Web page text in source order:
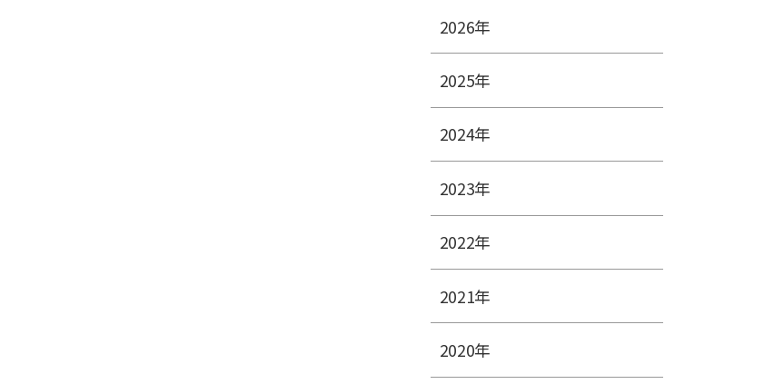
2026年
2025年
2024年
2023年
2022年
2021年
2020年